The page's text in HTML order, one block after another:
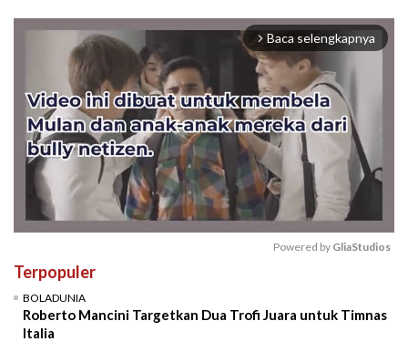
arrow_forward_ios Baca selengkapnya
Powered by GliaStudios
Terpopuler
BOLADUNIA
Roberto Mancini Targetkan Dua Trofi Juara untuk Timnas
Italia